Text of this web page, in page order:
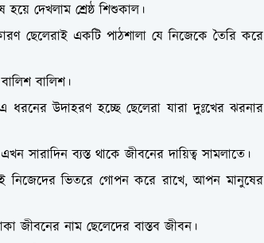
দেখলাম শ্রেষ্ঠ শিশুকাল।
ছেলেরাই একটি পাঠশালা যে নিজেকে তৈরি করে
বালিশ।
উদাহরণ হচ্ছে ছেলেরা যারা দুঃখের ঝরনার
সারাদিন ব্যস্ত থাকে জীবনের দায়িত্ব সামলাতে।
নিজেদের ভিতরে গোপন করে রাখে, আপন মানুষের
জীবনের নাম ছেলেদের বাস্তব জীবন।